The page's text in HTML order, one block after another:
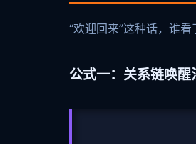
“欢迎回来”这种话，谁
公式一：关系链唤醒